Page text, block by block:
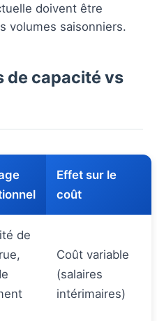
doivent être
volumes saisonniers.
de capacité vs
Effet sur le
coût
de
Coût variable
(salaires
intérimaires)